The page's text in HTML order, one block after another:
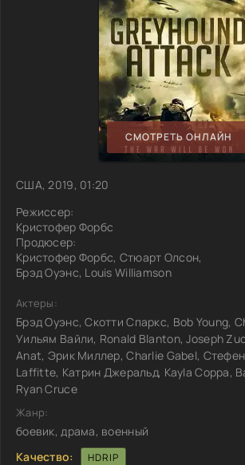
СМОТРЕТЬ ОНЛАЙН
США, 2019, 01:20
Режиссер:
Кристофер Форбс
Продюсер:
Кристофер Форбс, Стюарт Олсон,
Брэд Оуэнс, Louis Williamson
Актеры:
Брэд Оуэнс, Скотти Спаркс, Bob Young,
Уильям Вайли, Ronald Blanton, Joseph
Anat, Эрик Миллер, Charlie Gabel,
Laffitte, Катрин Джеральд, Kayla Coppa,
Ryan Cruce
Жанр:
боевик, драма, военный
Качество:
HDRIP